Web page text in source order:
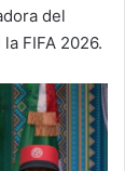
del
FIFA 2026.